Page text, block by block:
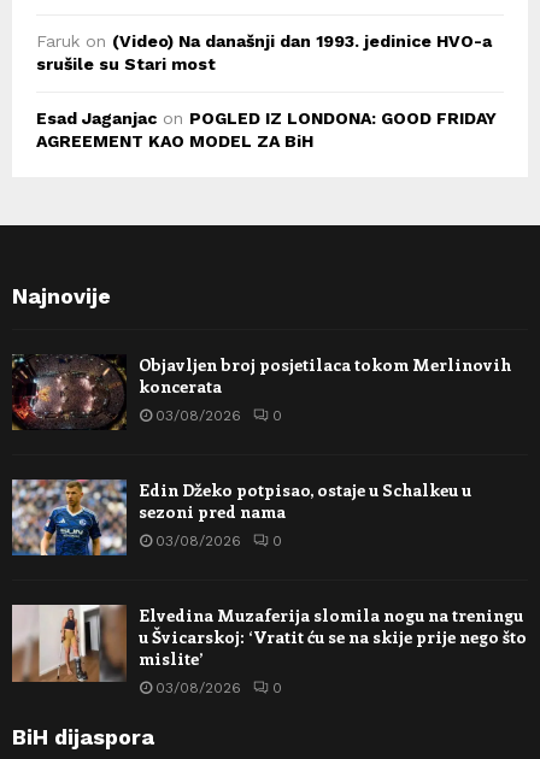
Faruk on (Video) Na današnji dan 1993. jedinice HVO-a
srušile su Stari most
Esad Jaganjac on POGLED IZ LONDONA: GOOD FRIDAY
AGREEMENT KAO MODEL ZA BiH
Najnovije
Objavljen broj posjetilaca tokom Merlinovih
koncerata
03/08/2026 0
Edin Džeko potpisao, ostaje u Schalkeu u
sezoni pred nama
03/08/2026 0
Elvedina Muzaferija slomila nogu na treningu
u Švicarskoj: ‘Vratit ću se na skije prije nego što
mislite’
03/08/2026 0
BiH dijaspora